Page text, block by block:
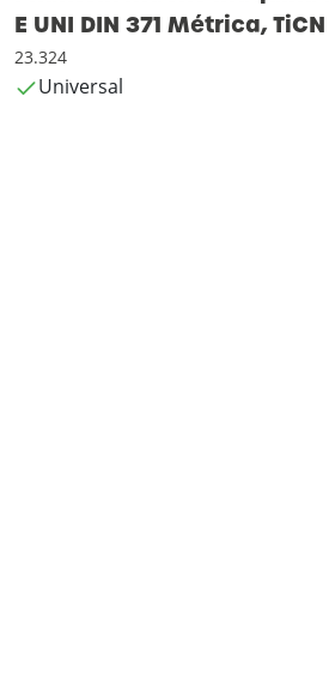
E UNI DIN 371 Métrica, TiCN
23.324
Universal